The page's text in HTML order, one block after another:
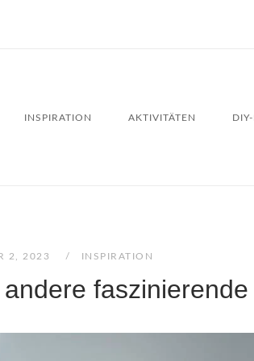
INSPIRATION AKTIVITÄTEN
2, 2023 INSPIRATION